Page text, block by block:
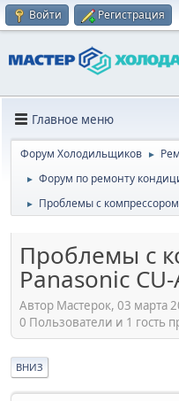
Войти Регистрация
Главное меню
Форум Холодильщиков ►
► Форум по ремонту
► Проблемы с
Проблемы с
Panasonic
Автор Мастерок, 03 марта
0 Пользователи и 1 гость
ВНИЗ